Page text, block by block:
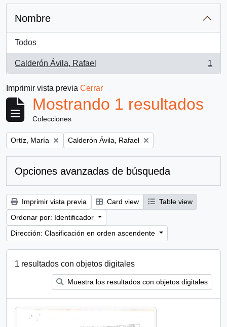
Nombre
Todos
Calderón Ávila, Rafael
, 1 resultados
1
Imprimir vista previa Cerrar
Mostrando 1 resultados
Colecciones
Remove filter:
Ortíz, María Remove filter:
Calderón Ávila, Rafael
Opciones avanzadas de búsqueda
Imprimir vista previa Card view
Table view
Ordenar por: Identificador
Dirección: Clasificación en orden ascendente
1 resultados con objetos digitales
Muestra los resultados con objetos digitales